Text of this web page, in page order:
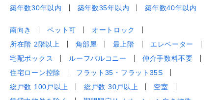
築年数30年以内
築年数35年以内 築年数40年以内
南向き ペット可
オートロック
所在階 2階以上
角部屋 最上階
エレベーター
宅配ボックス
ルーフバルコニー
仲介手数料不要
住宅ローン控除
フラット35・フラット35S
総戸数 100戸以上
総戸数 30戸以上
空室